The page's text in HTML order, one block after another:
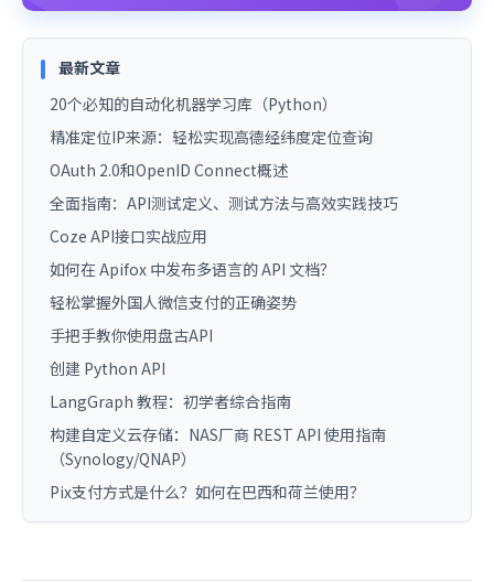
最新文章
20个必知的自动化机器学习库（Python）
精准定位IP来源：轻松实现高德经纬度定位查询
OAuth 2.0和OpenID Connect概述
全面指南：API测试定义、测试方法与高效实践技巧
Coze API接口实战应用
如何在 Apifox 中发布多语言的 API 文档？
轻松掌握外国人微信支付的正确姿势
手把手教你使用盘古API
创建 Python API
LangGraph 教程：初学者综合指南
构建自定义云存储：NAS厂商 REST API 使用指南
（Synology/QNAP）
Pix支付方式是什么？如何在巴西和荷兰使用？